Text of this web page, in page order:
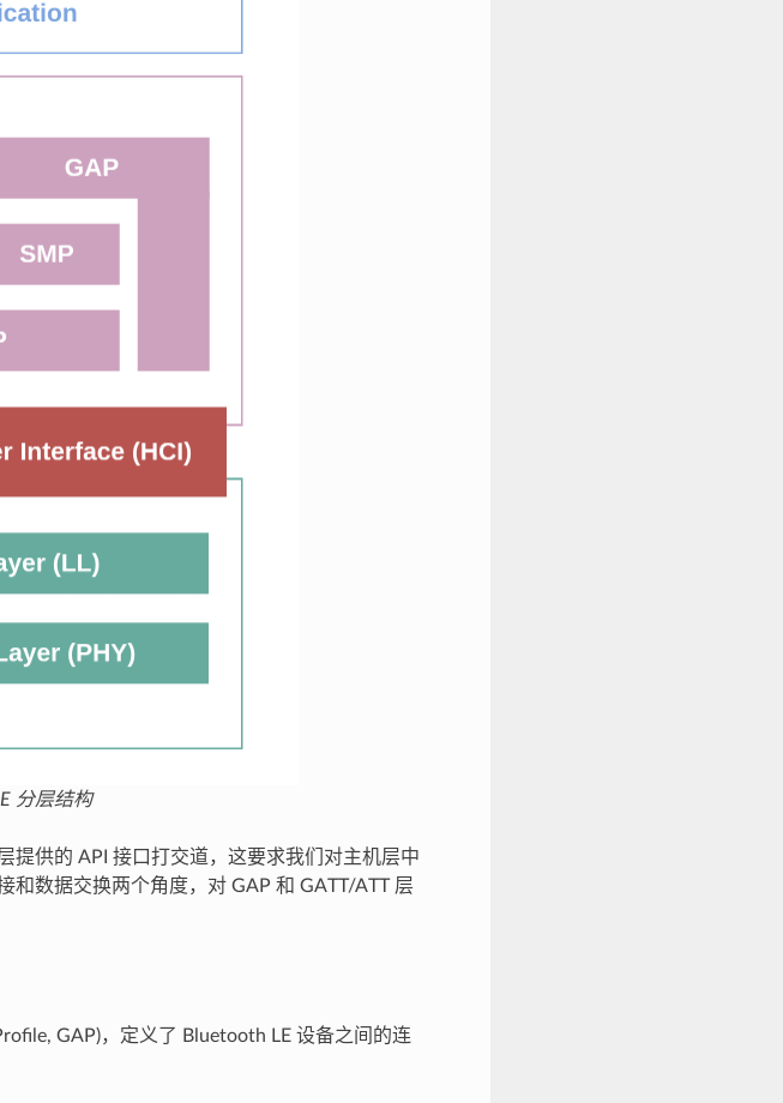
分层结构
提供的 API 接口打交道，这要求我们对主机层中
和数据交换两个角度，对 GAP 和 GATT/ATT 层
GAP)，定义了 Bluetooth LE 设备之间的连